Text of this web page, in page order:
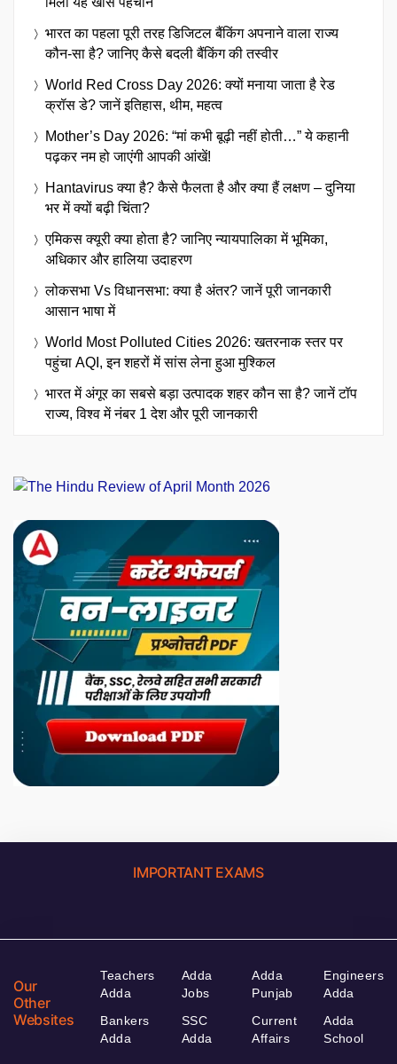
भारत का पहला पूरी तरह डिजिटल बैंकिंग अपनाने वाला राज्य
कौन-सा है? जानिए कैसे बदली बैंकिंग की तस्वीर
World Red Cross Day 2026: क्यों मनाया जाता है रेड
क्रॉस डे? जानें इतिहास, थीम, महत्व
Mother’s Day 2026: “मां कभी बूढ़ी नहीं होती…” ये कहानी
पढ़कर नम हो जाएंगी आपकी आंखें!
Hantavirus क्या है? कैसे फैलता है और क्या हैं लक्षण – दुनिया
भर में क्यों बढ़ी चिंता?
एमिकस क्यूरी क्या होता है? जानिए न्यायपालिका में भूमिका,
अधिकार और हालिया उदाहरण
लोकसभा Vs विधानसभा: क्या है अंतर? जानें पूरी जानकारी
आसान भाषा में
World Most Polluted Cities 2026: खतरनाक स्तर पर
पहुंचा AQI, इन शहरों में सांस लेना हुआ मुश्किल
भारत में अंगूर का सबसे बड़ा उत्पादक शहर कौन सा है? जानें टॉप
राज्य, विश्व में नंबर 1 देश और पूरी जानकारी
IMPORTANT EXAMS
Our
Other
Websites
Teachers
Adda
Bankers
Adda
Adda
Jobs
SSC
Adda
Adda
Punjab
Current
Affairs
Engineers
Adda
Adda
School